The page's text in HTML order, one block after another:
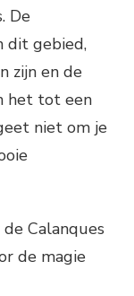
De
dit gebied,
zijn en de
het tot een
niet om je
Calanques
de magie